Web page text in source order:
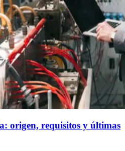
origen, requisitos y últimas